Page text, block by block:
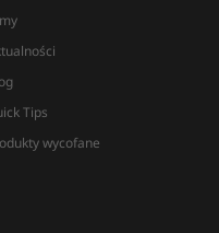
Tips
wycofane